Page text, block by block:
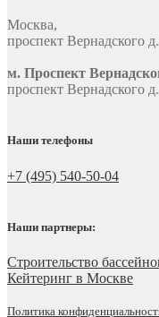
Москва,
проспект Вернадского
м. Проспект
проспект Вернадского
Наши телефоны
+7 (495) 540-50-04
Наши партнеры:
Строительство
Кейтеринг в Москве
Политика